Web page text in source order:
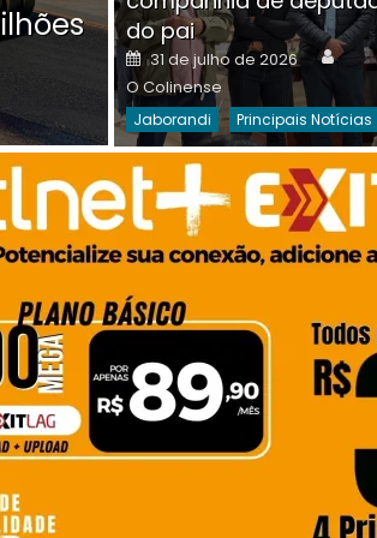
on
30 de julho de 2026 O
Destaques Da Semana
do pai
Posted
on
31 de julho de 2026
O Colinense
Jaborandi Principais Notícias